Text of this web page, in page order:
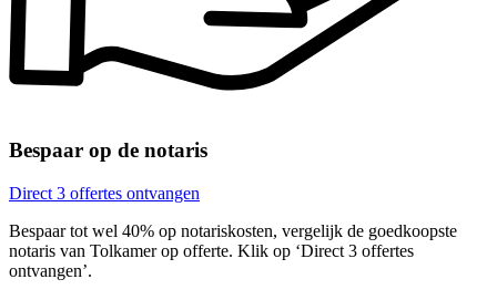
Bespaar op de notaris
Direct 3 offertes ontvangen
Bespaar tot wel 40% op notariskosten, vergelijk de goedkoopste
notaris van Tolkamer op offerte. Klik op ‘Direct 3 offertes
ontvangen’.